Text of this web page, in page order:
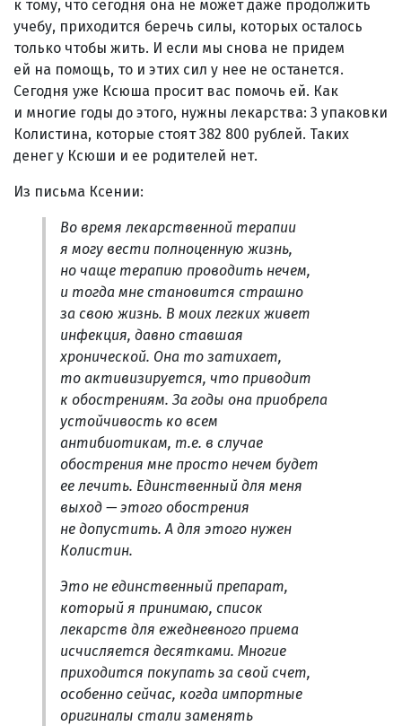
к тому, что сегодня она не может даже продолжить
учебу, приходится беречь силы, которых осталось
только чтобы жить. И если мы снова не придем
ей на помощь, то и этих сил у нее не останется.
Сегодня уже Ксюша просит вас помочь ей. Как
и многие годы до этого, нужны лекарства: 3 упаковки
Колистина, которые стоят 382 800 рублей. Таких
денег у Ксюши и ее родителей нет.
Из письма Ксении:
Во время лекарственной терапии
я могу вести полноценную жизнь,
но чаще терапию проводить нечем,
и тогда мне становится страшно
за свою жизнь. В моих легких живет
инфекция, давно ставшая
хронической. Она то затихает,
то активизируется, что приводит
к обострениям. За годы она приобрела
устойчивость ко всем
антибиотикам, т.е. в случае
обострения мне просто нечем будет
ее лечить. Единственный для меня
выход — этого обострения
не допустить. А для этого нужен
Колистин.
Это не единственный препарат,
который я принимаю, список
лекарств для ежедневного приема
исчисляется десятками. Многие
приходится покупать за свой счет,
особенно сейчас, когда импортные
оригиналы стали заменять